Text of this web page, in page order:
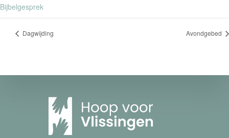
Bijbelgesprek
Dagwijding Avondgebed